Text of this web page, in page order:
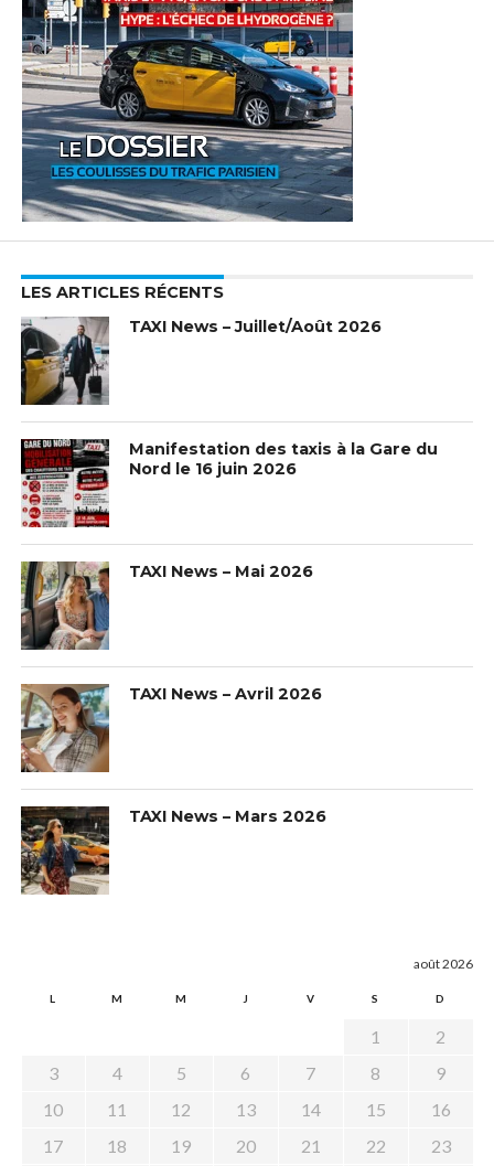
LES ARTICLES RÉCENTS
TAXI News – Juillet/Août 2026
Manifestation des taxis à la Gare du
Nord le 16 juin 2026
TAXI News – Mai 2026
TAXI News – Avril 2026
TAXI News – Mars 2026
août 2026
L M M J V S D
1
2
3
4 5 6 7 8
9
10
11 12 13 14 15
16
17
18 19 20 21 22
23